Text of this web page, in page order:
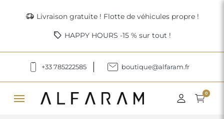
delivery_truck_speed Livraison gratuite ! Flotte de véhicules propre !
sell HAPPY HOURS -15 % sur tout !
+33 785222585 boutique@alfaram.fr
menu 0